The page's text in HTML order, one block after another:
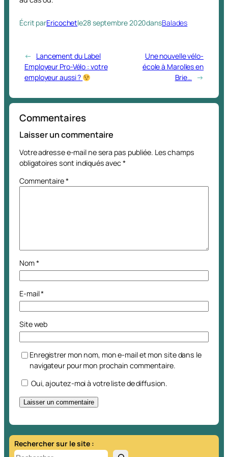
Écrit parEricochetle28 septembre 2020dansBalades
←
Lancement du Label
Employeur Pro-Vélo : votre
employeur aussi ?
Une nouvelle vélo-
école à Marolles en
Brie…
→
Commentaires
Laisser un commentaire
Votre adresse e-mail ne sera pas publiée. Les champs
obligatoires sont indiqués avec*
Commentaire*
Nom*
E-mail*
Site web
Enregistrer mon nom, mon e-mail et mon site dans le
navigateur pour mon prochain commentaire.
Oui, ajoutez-moi à votre liste de diffusion.
t
e
Rechercher sur le site :
R